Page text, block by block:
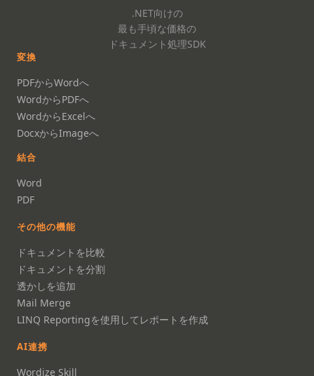
.NET向けの
最も手頃な価格の
ドキュメント処理SDK
変換
PDFからWordへ
WordからPDFへ
WordからExcelへ
DocxからImageへ
結合
Word
PDF
その他の機能
ドキュメントを比較
ドキュメントを分割
透かしを追加
Mail Merge
LINQ Reportingを使用してレポートを作成
AI連携
Wordize Skill